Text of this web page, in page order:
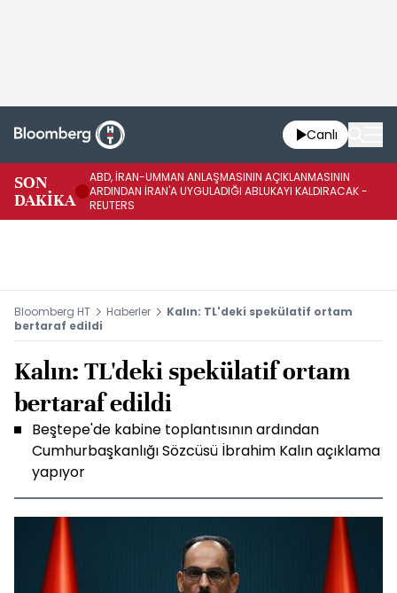
Canlı
SON
DAKİKA
ABD, İRAN-UMMAN ANLAŞMASININ AÇIKLANMASININ
ARDINDAN İRAN'A UYGULADIĞI ABLUKAYI KALDIRACAK -
REUTERS
Bloomberg HT Haberler
Kalın: TL'deki spekülatif ortam
bertaraf edildi
Kalın: TL'deki spekülatif ortam
bertaraf edildi
Beştepe'de kabine toplantısının ardından
Cumhurbaşkanlığı Sözcüsü İbrahim Kalın açıklama
yapıyor